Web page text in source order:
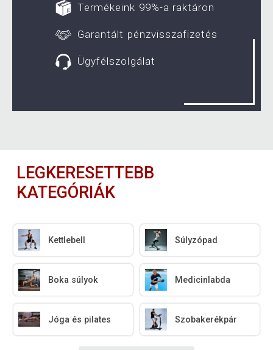
Termékeink 99%-a raktáron
Garantált pénzvisszafizetés
Ügyfélszolgálat
LEGKERESETTEBB
KATEGÓRIÁK
Kettlebell Súlyzópad
Boka súlyok Medicinlabda
Jóga és pilates Szobakerékpár